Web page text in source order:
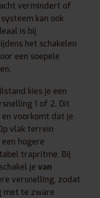
vermindert of
kan ook
is bij
het schakelen
een soepele
kies je een
1 of 2. Dit
voorkomt dat je
vlak terrein
hogere
trapritme. Bij
je van
versnelling, zodat
met te zware